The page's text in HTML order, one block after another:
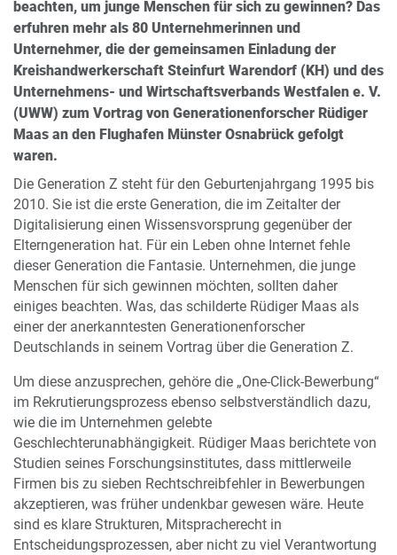
beachten, um junge Menschen für sich zu gewinnen? Das
erfuhren mehr als 80 Unternehmerinnen und
Unternehmer, die der gemeinsamen Einladung der
Kreishandwerkerschaft Steinfurt Warendorf (KH) und des
Unternehmens- und Wirtschaftsverbands Westfalen e. V.
(UWW) zum Vortrag von Generationenforscher Rüdiger
Maas an den Flughafen Münster Osnabrück gefolgt
waren.
Die Generation Z steht für den Geburtenjahrgang 1995 bis
2010. Sie ist die erste Generation, die im Zeitalter der
Digitalisierung einen Wissensvorsprung gegenüber der
Elterngeneration hat. Für ein Leben ohne Internet fehle
dieser Generation die Fantasie. Unternehmen, die junge
Menschen für sich gewinnen möchten, sollten daher
einiges beachten. Was, das schilderte Rüdiger Maas als
einer der anerkanntesten Generationenforscher
Deutschlands in seinem Vortrag über die Generation Z.
Um diese anzusprechen, gehöre die „One-Click-Bewerbung“
im Rekrutierungsprozess ebenso selbstverständlich dazu,
wie die im Unternehmen gelebte
Geschlechterunabhängigkeit. Rüdiger Maas berichtete von
Studien seines Forschungsinstitutes, dass mittlerweile
Firmen bis zu sieben Rechtschreibfehler in Bewerbungen
akzeptieren, was früher undenkbar gewesen wäre. Heute
sind es klare Strukturen, Mitspracherecht in
Entscheidungsprozessen, aber nicht zu viel Verantwortung